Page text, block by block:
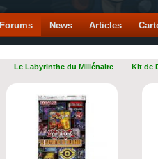
Forums News Articles
Le Labyrinthe du Millénaire Kit de